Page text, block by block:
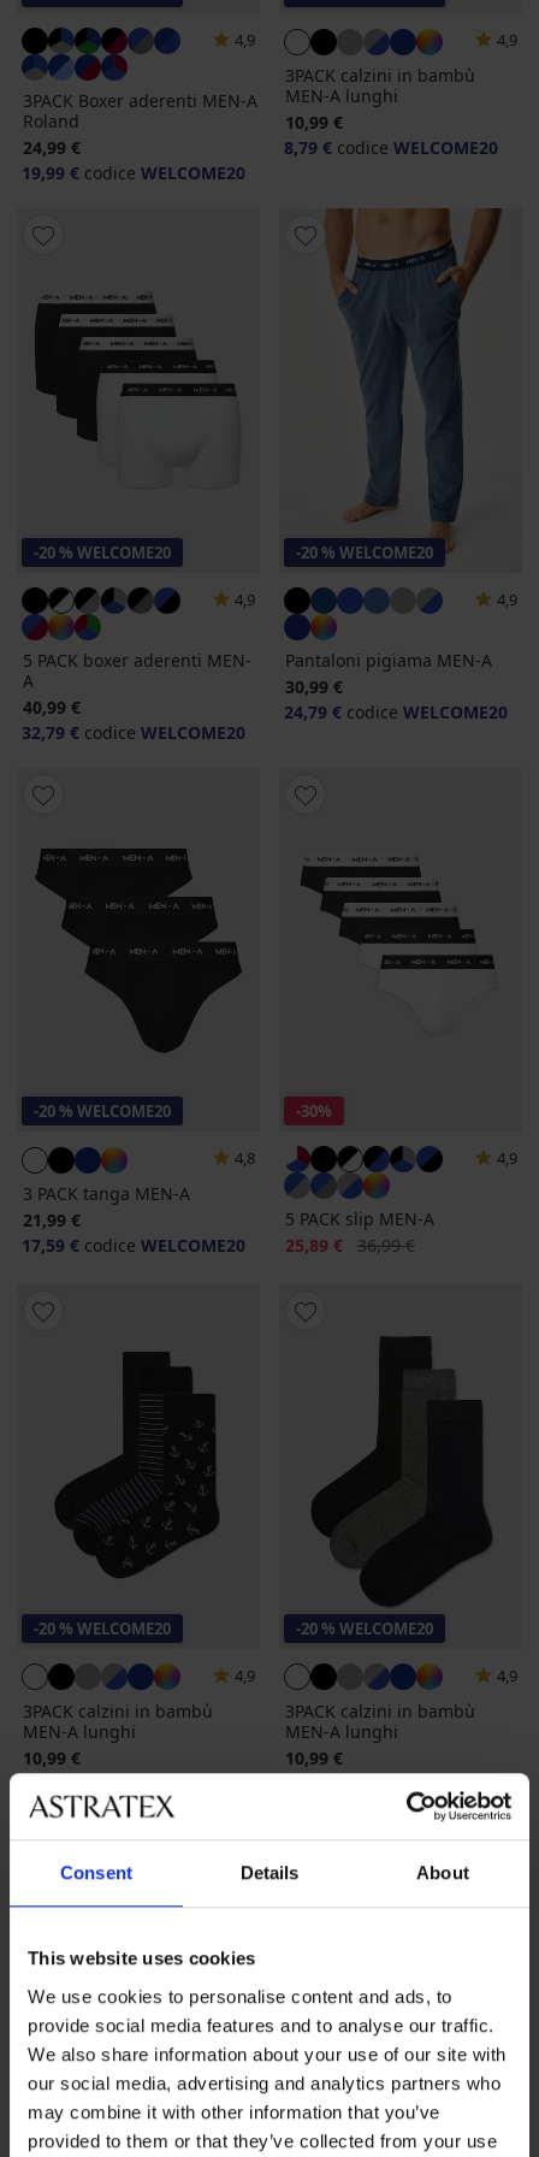
Consent Details About
This website uses cookies
We use cookies to personalise content and ads, to
provide social media features and to analyse our traffic.
We also share information about your use of our site with
our social media, advertising and analytics partners who
may combine it with other information that you’ve
provided to them or that they’ve collected from your use
4,9
3PACK Boxer aderenti MEN-A
Roland
24,99 €
19,99 € codice WELCOME20
4,9
3PACK calzini in bambù
MEN-A lunghi
10,99 €
8,79 € codice WELCOME20
-20 % WELCOME20
4,9
5 PACK boxer aderenti MEN-
A
40,99 €
32,79 € codice WELCOME20
-20 % WELCOME20
4,9
Pantaloni pigiama MEN-A
30,99 €
24,79 € codice WELCOME20
-20 % WELCOME20
4,8
3 PACK tanga MEN-A
21,99 €
17,59 € codice WELCOME20
-30%
4,9
5 PACK slip MEN-A
Sconto
25,89 € Prezzo originale
36,99 €
-20 % WELCOME20
4,9
3PACK calzini in bambù
MEN-A lunghi
10,99 €
-20 % WELCOME20
4,9
3PACK calzini in bambù
MEN-A lunghi
10,99 €